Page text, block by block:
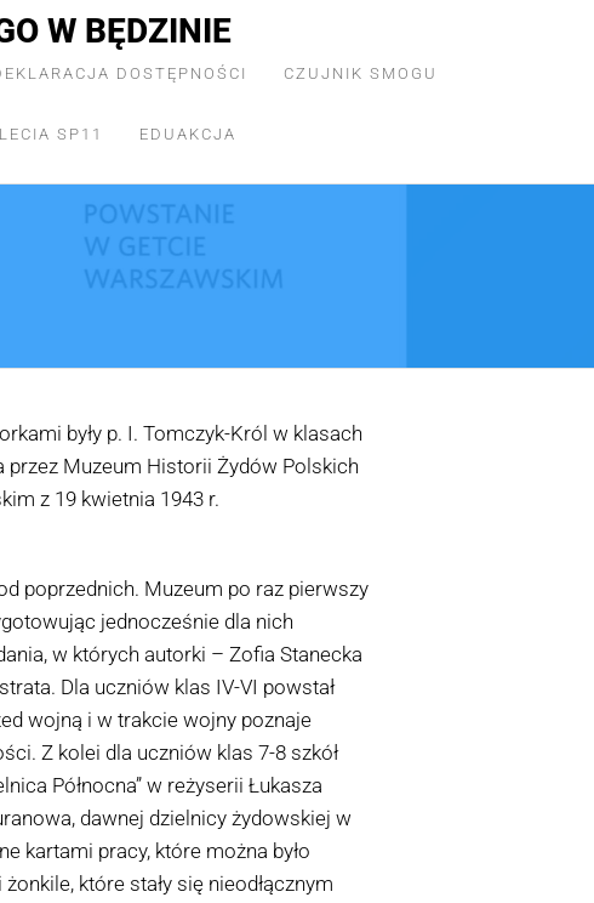
W BĘDZINIE
DOSTĘPNOŚCI CZUJNIK SMOGU
SP11 EDUAKCJA
były p. I. Tomczyk-Król w klasach
przez Muzeum Historii Żydów Polskich
z 19 kwietnia 1943 r.
poprzednich. Muzeum po raz pierwszy
jednocześnie dla nich
w których autorki – Zofia Stanecka
Dla uczniów klas IV-VI powstał
wojną i w trakcie wojny poznaje
Z kolei dla uczniów klas 7-8 szkół
Północna” w reżyserii Łukasza
dawnej dzielnicy żydowskiej w
kartami pracy, które można było
które stały się nieodłącznym